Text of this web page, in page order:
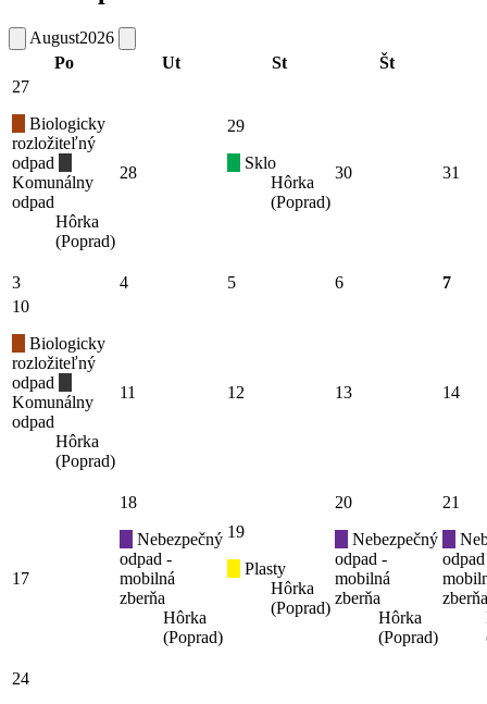
August2026
Po
Ut St Št
27
Biologicky
rozložiteľný
odpad
Komunálny
odpad
Hôrka
(Poprad)
28
29
Sklo
Hôrka
(Poprad)
30 31
3 4 5 6
7
10
Biologicky
rozložiteľný
odpad
Komunálny
odpad
Hôrka
(Poprad)
11 12 13 14
17
18
Nebezpečný
odpad -
mobilná
zberňa
Hôrka
(Poprad)
19
Plasty
Hôrka
(Poprad)
20
Nebezpečný
odpad -
mobilná
zberňa
Hôrka
(Poprad)
21
zberňa
24